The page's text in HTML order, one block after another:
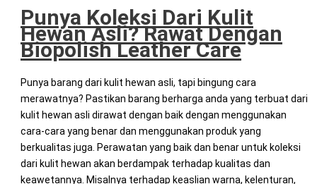
Punya Koleksi Dari Kulit
Hewan Asli? Rawat Dengan
Biopolish Leather Care
Punya barang dari kulit hewan asli, tapi bingung cara
merawatnya? Pastikan barang berharga anda yang terbuat dari
kulit hewan asli dirawat dengan baik dengan menggunakan
cara-cara yang benar dan menggunakan produk yang
berkualitas juga. Perawatan yang baik dan benar untuk koleksi
dari kulit hewan akan berdampak terhadap kualitas dan
keawetannya. Misalnya terhadap keaslian warna, kelenturan,